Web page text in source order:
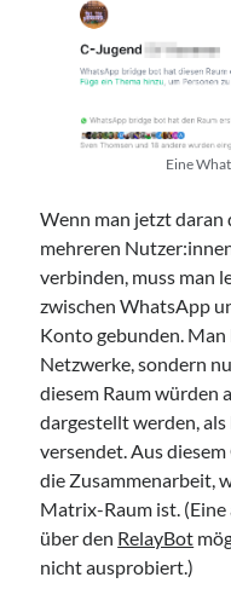
Eine
Wenn man jetzt
mehreren
verbinden, muss man
zwischen WhatsApp
Konto gebunden.
Netzwerke, sondern
diesem Raum würden
dargestellt werden,
versendet. Aus
die Zusammenarbeit,
Matrix-Raum ist.
über den RelayBot
nicht ausprobiert.)